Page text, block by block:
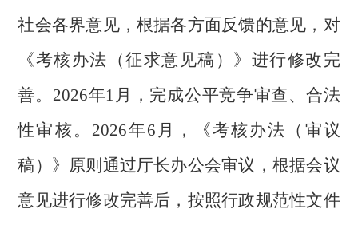
社会各界意见，根据各方面反馈的意见，对
《考核办法（征求意见稿）》进行修改完
善。2026年1月，完成公平竞争审查、合法
性审核。2026年6月，《考核办法（审议
稿）》原则通过厅长办公会审议，根据会议
意见进行修改完善后，按照行政规范性文件